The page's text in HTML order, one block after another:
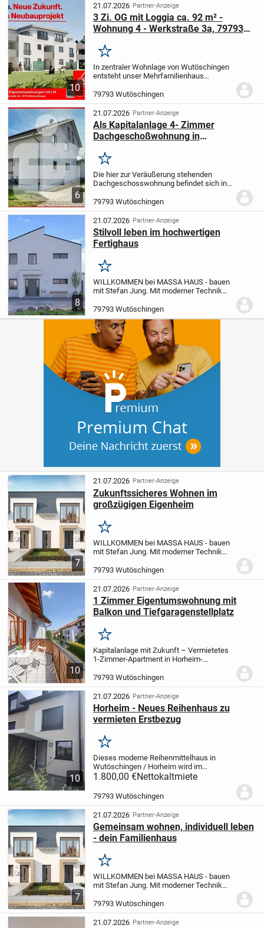
gemeinsam in Ihr...
10
21.07.2026 Partner-Anzeige
3 Zi. OG mit Loggia ca. 92 m² -
Wohnung 4 - Werkstraße 3a, 79793
Merken
In zentraler Wohnlage von Wutöschingen
entsteht unser Mehrfamilienhaus
massiver Kalksandsteinbauweise
errichtet, wird das Haus dem Ruhe- und
Erholungsbedürfni...
79793 Wutöschingen
6
21.07.2026 Partner-Anzeige
Als Kapitalanlage 4- Zimmer
Dachgeschoßwohnung in
Merken
Die hier zur Veräußerung stehenden
Dachgeschosswohnung befindet sich in
Familienhaus, verfügt über 4- Zimmer/ ca.
78m² Wohnfläche, einer Einbauküche,
Gäste-...
79793 Wutöschingen
8
21.07.2026 Partner-Anzeige
Stilvoll leben im hochwertigen
Fertighaus
Merken
WILLKOMMEN bei MASSA HAUS - bauen
mit Stefan Jung. Mit moderner Technik
Traum vom Haus wahr werden. Mit dem
Marktführer MASSA HAUS starten wir
gemeinsam in Ihr...
79793 Wutöschingen
7
21.07.2026 Partner-Anzeige
Zukunftssicheres Wohnen im
großzügigen Eigenheim
Merken
WILLKOMMEN bei MASSA HAUS - bauen
mit Stefan Jung. Mit moderner Technik
Traum vom Haus wahr werden. Mit dem
Marktführer MASSA HAUS starten wir
gemeinsam in Ihr...
79793 Wutöschingen
10
21.07.2026 Partner-Anzeige
1 Zimmer Eigentumswohnung mit
Balkon und Tiefgaragenstellplatz
Merken
Kapitalanlage mit Zukunft – Vermietetes
1-Zimmer-Apartment in Horheim-
Eigentumswohnung befindet sich in
ruhiger Wohnlage von Horheim in einem
Mehrfamilienhaus mit...
79793 Wutöschingen
10
21.07.2026 Partner-Anzeige
Horheim - Neues Reihenhaus zu
vermieten Erstbezug
Merken
Dieses moderne Reihenmittelhaus in
Wutöschingen / Horheim wird im
Erstbezug zur Miete angeboten und
Raumaufteilung auf drei Etagen sowie
eine solide Massivbauweise. Das...
1.800,00 €Nettokaltmiete
79793 Wutöschingen
7
21.07.2026 Partner-Anzeige
Gemeinsam wohnen, individuell leben
- dein Familienhaus
Merken
WILLKOMMEN bei MASSA HAUS - bauen
mit Stefan Jung. Mit moderner Technik
Traum vom Haus wahr werden. Mit dem
Marktführer MASSA HAUS starten wir
gemeinsam in Ihr...
79793 Wutöschingen
21.07.2026 Partner-Anzeige